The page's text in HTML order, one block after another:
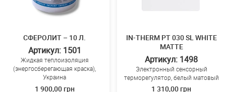
СФЕРОЛИТ – 10 Л.
Артикул: 1501
Жидкая теплоизоляция
(энергосберегающая краска),
Украина
1 900,00 грн
IN-THERM PT 030 SL WHITE
MATTE
Артикул: 1498
Электронный сенсорный
терморегулятор, белый матовый
1 310,00 грн